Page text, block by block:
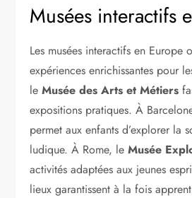
Musées interactifs
Les musées interactifs en Europe
expériences enrichissantes pour
leMusée des Arts et Métiers
expositions pratiques. À
permet aux enfants d’explorer la
ludique. À Rome, leMusée
activités adaptées aux jeunes
lieux garantissent à la fois